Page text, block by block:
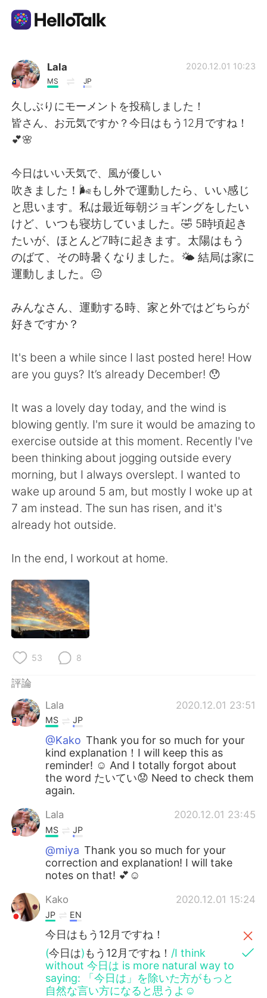
語言交換應用
AI Grammar Checker
繁體中文
English 简体中文
Español العربية
Français Deutsch
日本語
Русский ไทย
Indonesia
Türkçe Tiếng Việt
Lala
MS JP
2020.12.01 10:23
久しぶりにモーメントを投稿しました！
皆さん、お元気ですか？今日はもう12月ですね！
💕🌸
今日はいい天気で、風が優しい
吹きました！🌬もし外で運動したら、いい感じ
と思います。私は最近毎朝ジョギングをしたい
けど、いつも寝坊していました。🤣 5時頃起き
たいが、ほとんど7時に起きます。太陽はもう
のばて、その時暑くなりました。🌤 結局は家に
運動しました。😐
みんなさん、運動する時、家と外ではどちらが
好きですか？
It's been a while since I last posted here! How
are you guys? It’s already December! 😯
It was a lovely day today, and the wind is
blowing gently. I'm sure it would be amazing to
exercise outside at this moment. Recently I've
been thinking about jogging outside every
morning, but I always overslept. I wanted to
wake up around 5 am, but mostly I woke up at
7 am instead. The sun has risen, and it's
already hot outside.
In the end, I workout at home.
53 8
評論
Lala
2020.12.01 23:51
MS JP
@Kako Thank you for so much for your
kind explanation！I will keep this as
reminder! ☺️ And I totally forgot about
the word たいてい😟 Need to check them
again.
Lala 2020.12.01 23:45
MS JP
@miya Thank you so much for your
correction and explanation! I will take
notes on that! 💕☺️
Kako 2020.12.01 15:24
JP EN
今日はもう12月ですね！
(今日は)もう12月ですね！ /I think
without 今日は is more natural way to
saying: 「今日は」を除いた方がもっと
自然な言い方になると思うよ☺️